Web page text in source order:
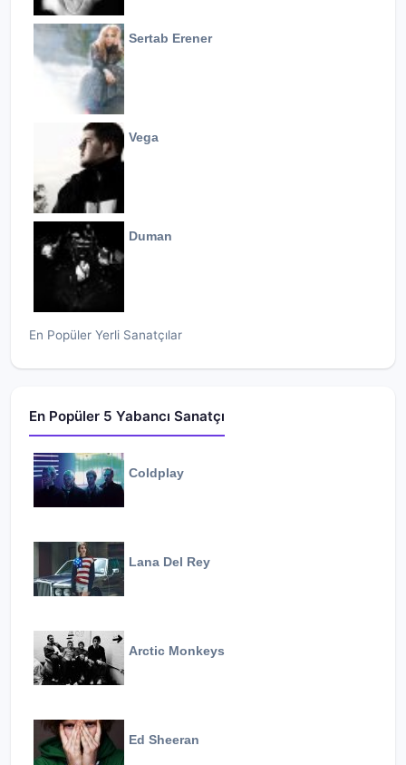
Sertab Erener
Vega
Duman
En Popüler Yerli Sanatçılar
En Popüler 5 Yabancı Sanatçı
Coldplay
Lana Del Rey
Arctic Monkeys
Ed Sheeran